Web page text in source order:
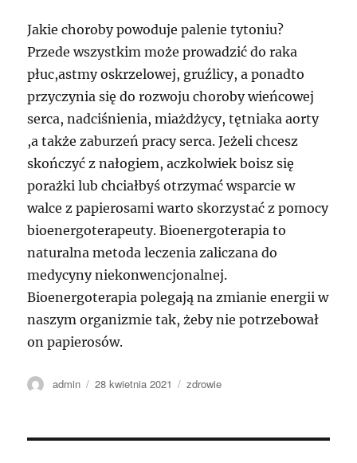
Jakie choroby powoduje palenie tytoniu?
Przede wszystkim może prowadzić do raka
płuc,astmy oskrzelowej, gruźlicy, a ponadto
przyczynia się do rozwoju choroby wieńcowej
serca, nadciśnienia, miażdżycy, tętniaka aorty
,a także zaburzeń pracy serca. Jeżeli chcesz
skończyć z nałogiem, aczkolwiek boisz się
porażki lub chciałbyś otrzymać wsparcie w
walce z papierosami warto skorzystać z pomocy
bioenergoterapeuty. Bioenergoterapia to
naturalna metoda leczenia zaliczana do
medycyny niekonwencjonalnej.
Bioenergoterapia polegają na zmianie energii w
naszym organizmie tak, żeby nie potrzebował
on papierosów.
Autor
admin
Data
28 kwietnia 2021 Kategorie
zdrowie